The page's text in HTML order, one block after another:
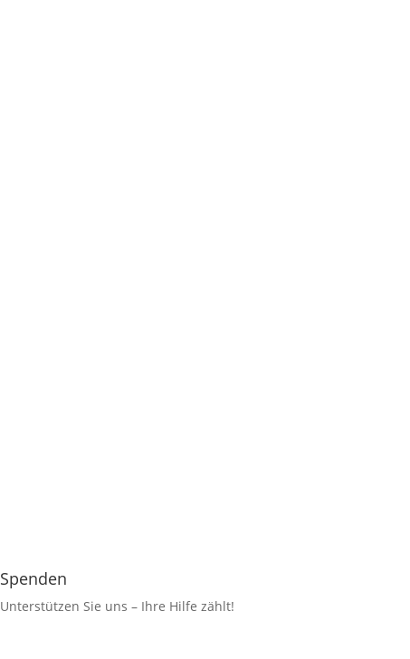
Spenden
Unterstützen Sie uns – Ihre Hilfe zählt!